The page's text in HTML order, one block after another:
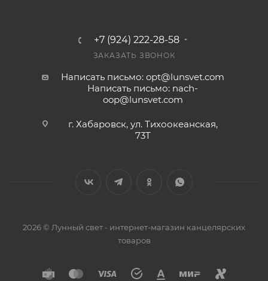
+7 (924) 222-28-58
ЗАКАЗАТЬ ЗВОНОК
Написать письмо: opt@lunsvet.com
Написать письмо: nach-
oop@lunsvet.com
г. Хабаровск, ул. Тихоокеанская,
73Т
2026 © Лунный свет - интернет-магазин канцелярских
товаров